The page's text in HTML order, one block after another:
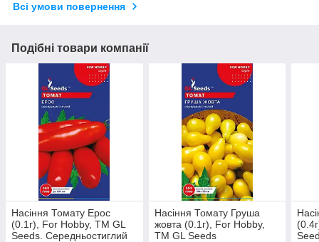
Всі умови повернення
Подібні товари компанії
Насіння Томату Ерос
(0.1г), For Hobby, TM GL
Seeds. Середньостиглий
Насіння Томату Груша
жовта (0.1г), For Hobby,
TM GL Seeds